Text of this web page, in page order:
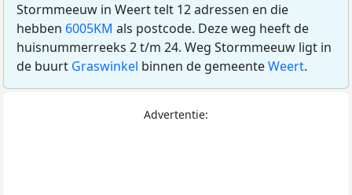
Stormmeeuw in Weert telt 12 adressen en die
hebben 6005KM als postcode. Deze weg heeft de
huisnummerreeks 2 t/m 24. Weg Stormmeeuw ligt in
de buurt Graswinkel binnen de gemeenteWeert.
Advertentie: